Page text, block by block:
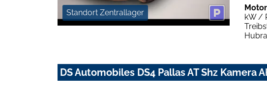
Standort Zentrallager
kW /
DS Automobiles DS4 Pallas AT Shz Kamera